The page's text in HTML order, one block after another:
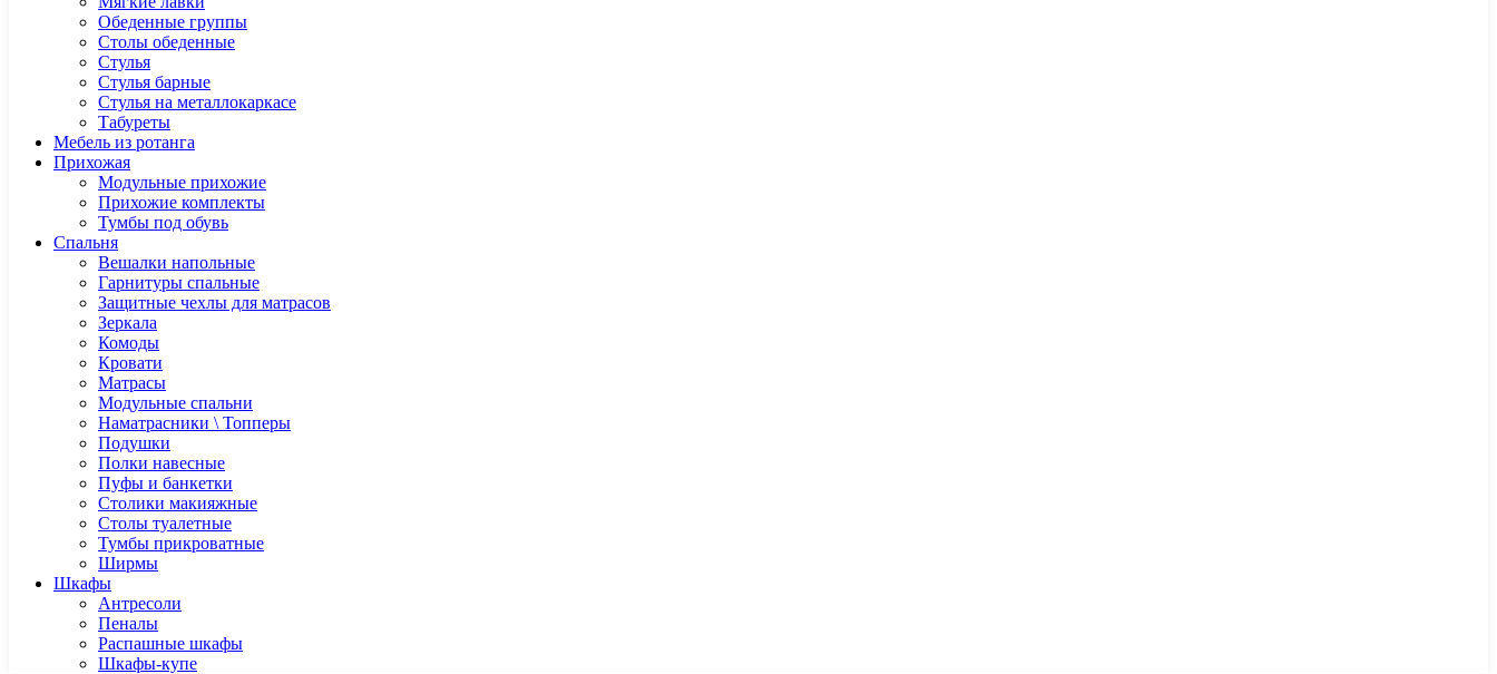
Обеденные группы
Столы обеденные
Стулья
Стулья барные
Стулья на металлокаркасе
Табуреты
Мебель из ротанга
Прихожая
Модульные прихожие
Прихожие комплекты
Тумбы под обувь
Спальня
Вешалки напольные
Гарнитуры спальные
Защитные чехлы для матрасов
Зеркала
Комоды
Кровати
Матрасы
Модульные спальни
Наматрасники \ Топперы
Подушки
Полки навесные
Пуфы и банкетки
Столики макияжные
Столы туалетные
Тумбы прикроватные
Ширмы
Шкафы
Антресоли
Пеналы
Распашные шкафы
Шкафы-купе